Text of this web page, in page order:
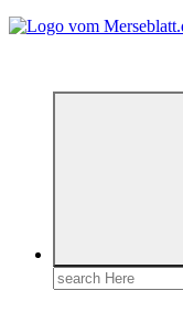
Search
for: